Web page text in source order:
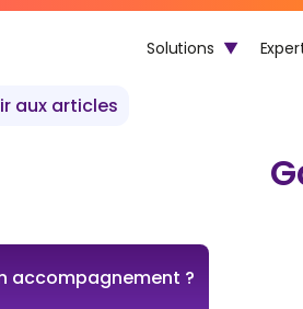
Solutions ▼
aux articles
accompagnement ?